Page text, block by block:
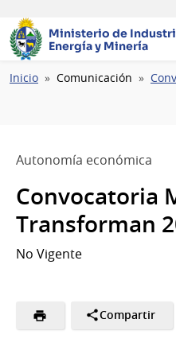
Ministerio de
Energía y Minería
Ruta
Inicio Comunicación
Autonomía económica
Convocatoria
Transforman
No Vigente
Compartir